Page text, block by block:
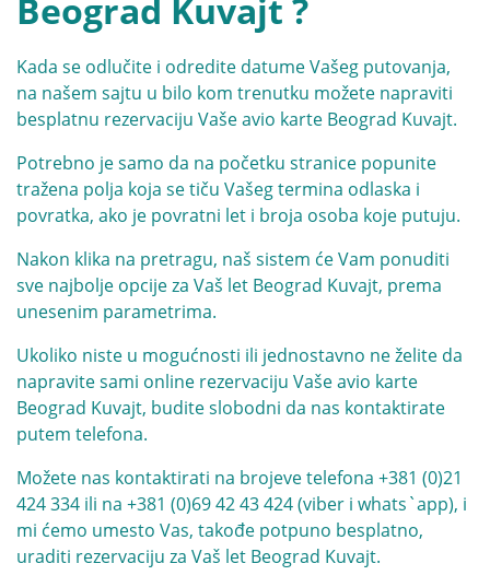
Beograd Kuvajt ?
Kada se odlučite i odredite datume Vašeg putovanja,
na našem sajtu u bilo kom trenutku možete napraviti
besplatnu rezervaciju Vaše avio karte Beograd Kuvajt.
Potrebno je samo da na početku stranice popunite
tražena polja koja se tiču Vašeg termina odlaska i
povratka, ako je povratni let i broja osoba koje putuju.
Nakon klika na pretragu, naš sistem će Vam ponuditi
sve najbolje opcije za Vaš let Beograd Kuvajt, prema
unesenim parametrima.
Ukoliko niste u mogućnosti ili jednostavno ne želite da
napravite sami online rezervaciju Vaše avio karte
Beograd Kuvajt, budite slobodni da nas kontaktirate
putem telefona.
Možete nas kontaktirati na brojeve telefona +381 (0)21
424 334 ili na +381 (0)69 42 43 424(viber i whats`app), i
mi ćemo umesto Vas, takođe potpuno besplatno,
uraditi rezervaciju za Vaš let Beograd Kuvajt.